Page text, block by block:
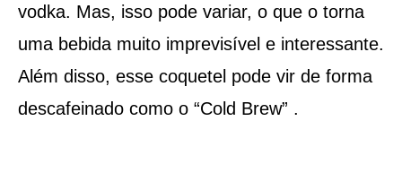
vodka. Mas, isso pode variar, o que o torna
uma bebida muito imprevisível e interessante.
Além disso, esse coquetel pode vir de forma
descafeinado como o “Cold Brew” .